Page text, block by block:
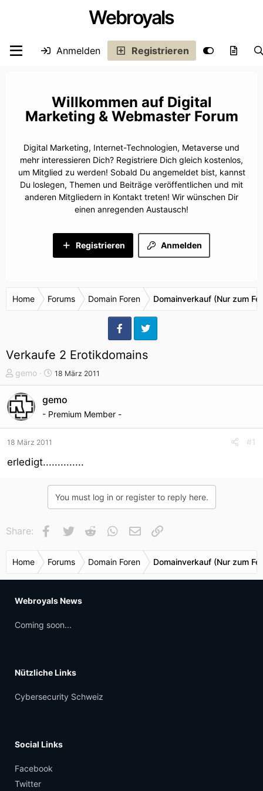
Webroyals
Anmelden Registrieren
Digital
Marketing & Webmaster Forum
Digital Marketing, Internet-Technologien, Metaverse und
mehr interessieren Dich? Registriere Dich gleich kostenlos,
um Mitglied zu werden! Sobald Du angemeldet bist, kannst
Du loslegen, Themen und Beiträge veröffentlichen und mit
anderen Mitgliedern in Kontakt treten! Wir wünschen Dir
einen anregenden Austausch!
Anmelden
Registrieren
Home Forums Domain Foren Domainverkauf (Nur zum
Verkaufe 2 Erotikdomains
T
h
e
m
e
s
t
gemo
S
t
a
m
18 März 2011
gemo
- Premium Member -
18 März 2011 #1
erledigt..............
You must log in or register to reply here.
Share: Facebook
Twitter Reddit WhatsApp
E-Mail
Home Forums Domain Foren Domainverkauf (Nur zum
Webroyals News
Coming soon...
Nützliche Links
Cybersecurity Schweiz
Social Links
Facebook
Twitter